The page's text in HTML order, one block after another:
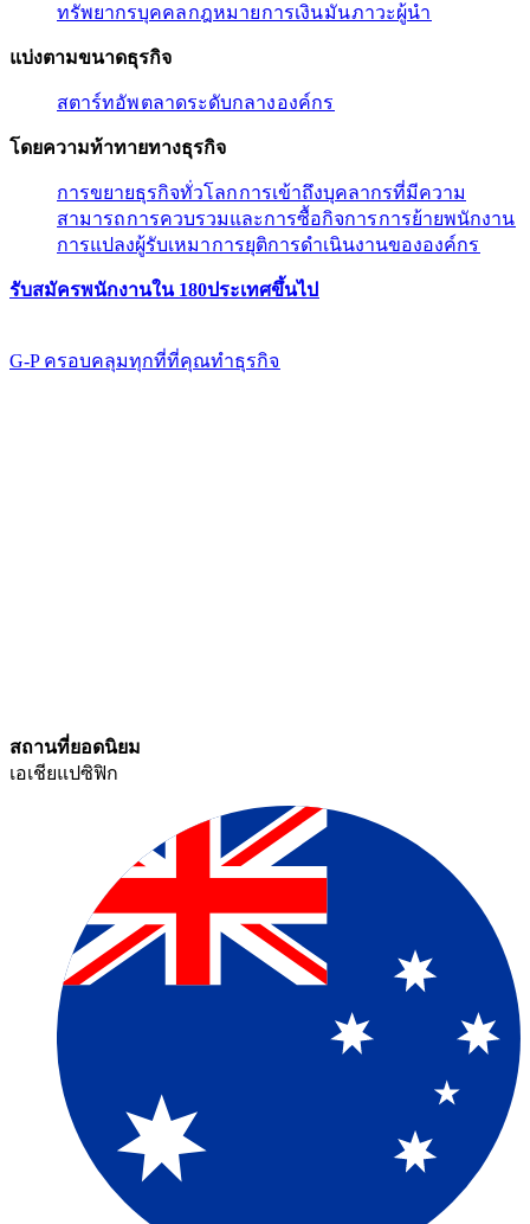
ทรัพยากรบุคคล​​กฎหมาย​​การเงิน​​มัน​​ภาวะผู้นํา​​
แบ่งตามขนาดธุรกิจ​​
สตาร์ทอัพ​​ตลาดระดับกลาง​​องค์กร​​
โดยความท้าทายทางธุรกิจ​​
การขยายธุรกิจทั่วโลก​​การเข้าถึงบุคลากรที่มีความ
สามารถ​​การควบรวมและการซื้อกิจการ​​การย้ายพนักงาน​​
การแปลงผู้รับเหมา​​การยุติการดำเนินงานขององค์กร​​
รับสมัครพนักงานใน 180ประเทศขึ้นไป​​
G-P ครอบคลุมทุกที่ที่คุณทําธุรกิจ​​
สถานที่ยอดนิยม​​
เอเชียแปซิฟิก​​